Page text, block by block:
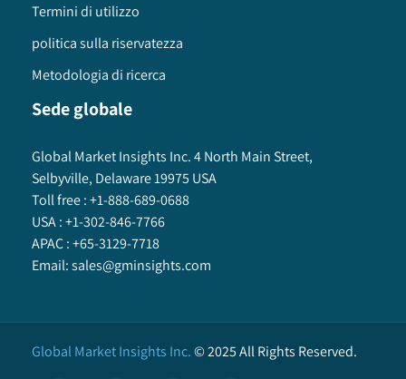
Termini di utilizzo
politica sulla riservatezza
Metodologia di ricerca
Sede globale
Global Market Insights Inc. 4 North Main Street,
Selbyville, Delaware 19975 USA
Toll free :+1-888-689-0688
USA :+1-302-846-7766
APAC :+65-3129-7718
Email:sales@gminsights.com
Global Market Insights Inc.©2025All Rights Reserved.